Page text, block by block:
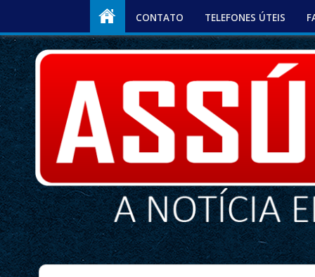
CONTATO TELEFONES ÚTEIS